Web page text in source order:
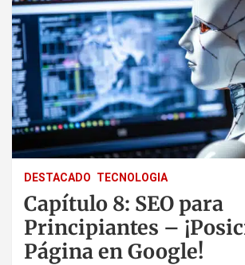
DESTACADO TECNOLOGIA
Capítulo 8: SEO para
Principiantes –
Página en Google!